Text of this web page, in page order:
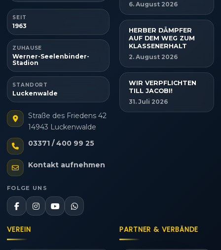
SEIT
1963
ZUHAUSE
Werner-Seelenbinder-
Stadion
STANDORT
Luckenwalde
Straße des Friedens 42
14943 Luckenwalde
03371 / 400 99 25
Kontakt aufnehmen
FOLGE UNS
6. August 2026
HERBER DÄMPFER
AUF DEM WEG ZUM
KLASSENERHALT
2. August 2026
WIR VERPFLICHTEN
TILL JACOBI!
31. Juli 2026
VEREIN PARTNER & VERBÄNDE